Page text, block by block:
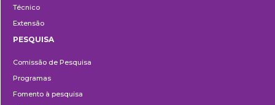
Técnico
Extensão
PESQUISA
Comissão de Pesquisa
Programas
Fomento à pesquisa